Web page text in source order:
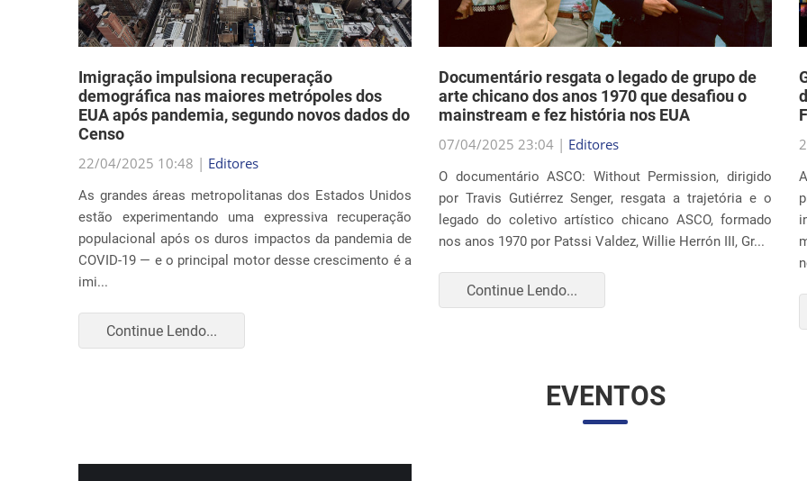
Imigração impulsiona recuperação
demográfica nas maiores metrópoles dos
EUA após pandemia, segundo novos dados do
Censo
22/04/2025 10:48 |Editores
estão experimentando uma expressiva recuperação
populacional após os duros impactos da pandemia de
COVID-19 — e o principal motor desse crescimento é a
imi...
Continue Lendo...
Documentário resgata o legado de grupo de
arte chicano dos anos 1970 que desafiou o
mainstream e fez história nos EUA
07/04/2025 23:04 |Editores
por Travis Gutiérrez Senger, resgata a trajetória e o
legado do coletivo artístico chicano ASCO, formado
nos anos 1970 por Patssi Valdez, Willie Herrón III, Gr...
Continue Lendo...